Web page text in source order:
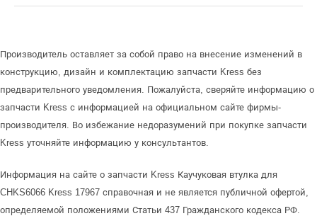
Производитель оставляет за собой право на внесение изменений в
конструкцию, дизайн и комплектацию запчасти Kress без
предварительного уведомления. Пожалуйста, сверяйте информацию о
запчасти Kress с информацией на официальном сайте фирмы-
производителя. Во избежание недоразумений при покупке запчасти
Kress уточняйте информацию у консультантов.
Информация на сайте о запчасти Kress Каучуковая втулка для
CHKS6066 Kress 17967 справочная и не является публичной офертой,
определяемой положениями Статьи 437 Гражданского кодекса РФ.